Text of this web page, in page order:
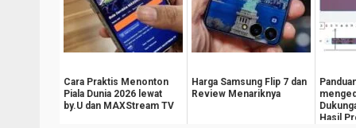
Cara Praktis Menonton
Piala Dunia 2026 lewat
by.U dan MAXStream TV
Harga Samsung Flip 7 dan
Review Menariknya
Hasil